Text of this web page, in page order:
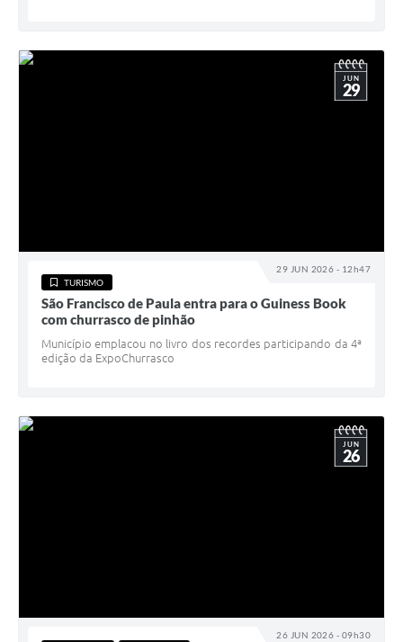
29 JUN 2026 - 12h47
JUN
29
TURISMO
São Francisco de Paula entra para o Guiness Book
com churrasco de pinhão
Município emplacou no livro dos recordes participando da 4ª
edição da ExpoChurrasco
26 JUN 2026 - 09h30
JUN
26